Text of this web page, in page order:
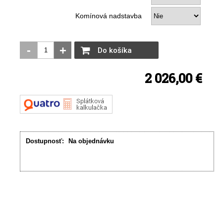
Komínová nadstavba
- + Do košíka
2 026,00 €
Dostupnosť: Na objednávku